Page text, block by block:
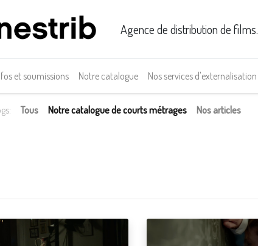
Agence de distribution de films.
et soumissions Notre catalogue Nos services d'externalisation
Tous Notre catalogue de courts métrages Nos articles